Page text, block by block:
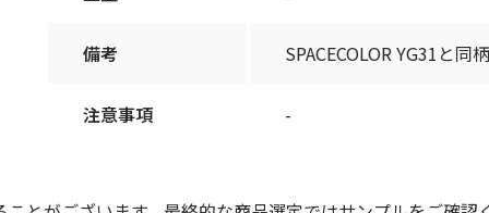
備考 SPACECOLOR YG31と同柄
注意事項 -